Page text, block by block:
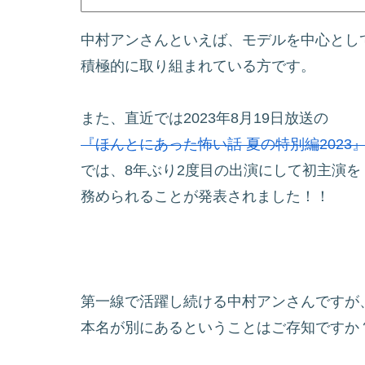
中村アンさんといえば、モデルを中心とし
積極的に取り組まれている方です。
また、直近では2023年8月19日放送の
『ほんとにあった怖い話 夏の特別編2023
では、8年ぶり2度目の出演にして初主演を
務められることが発表されました！！
第一線で活躍し続ける中村アンさんですが、
本名が別にあるということはご存知ですか